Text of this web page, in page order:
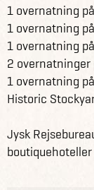
1 overnatning
1 overnatning
1 overnatning
2 overnatninger
1 overnatning
Historic
Jysk